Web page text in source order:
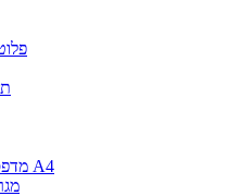
מדפסות לייזר משולבות A4